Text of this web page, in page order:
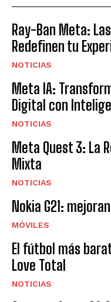
Ray-Ban Meta:
Redefinen tu
NOTICIAS
Meta IA:
Digital con
NOTICIAS
Meta Quest 3: La
Mixta
NOTICIAS
Nokia G21:
MÓVILES
El fútbol más
Love Total
NOTICIAS